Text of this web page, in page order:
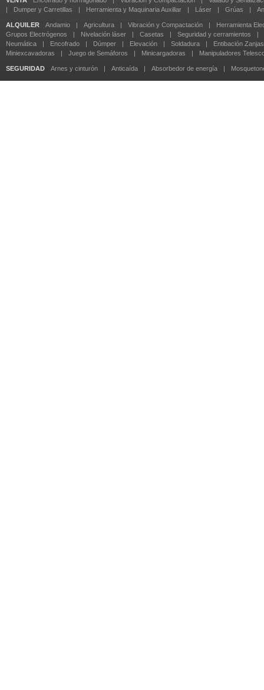
|
Dumper y Carretillas | Herramienta y Maquinaria Auxiliar | Láser | Grúas |
ALQUILER Andamio | Agricultura | Vibración y Compactación |
Herramienta
Grupos Electrógenos
| Nivelación láser | Casetas | Seguridad y cerramientos
|
Neumática
| Encofrado | Dúmper | Elevación | Soldadura |
Entibación Zanjas
Miniexcavadoras
| Juego de Semáforos | Minicargadoras | Manipuladores
SEGURIDAD Arnes y cinturón | Anticaída | Absorbedor de energía |